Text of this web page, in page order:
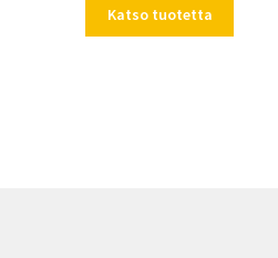
Katso tuotetta